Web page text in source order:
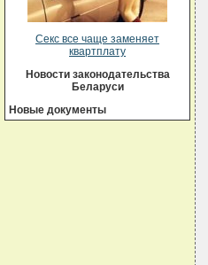
Секс все чаще заменяет
квартплату
Новости законодательства
Беларуси
Новые документы